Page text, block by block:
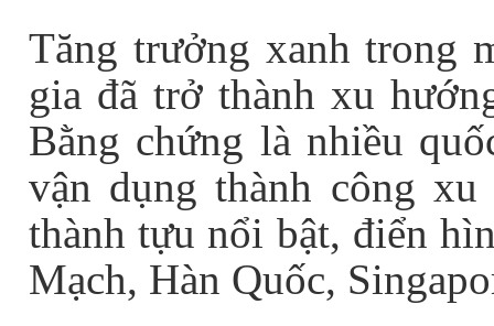
Tăng trưởng xanh trong
gia đã trở thành xu
Bằng chứng là nhiều
vận dụng thành công
thành tựu nổi bật, điển
Mạch, Hàn Quốc,